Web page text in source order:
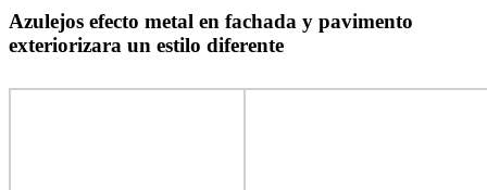
Azulejos efecto metal en fachada y pavimento
exteriorizara un estilo diferente